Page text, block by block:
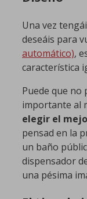
Una vez
deseáis para
automático),
característica
Puede que no
importante al
elegir el
pensad en la
un baño
dispensador
una pésima